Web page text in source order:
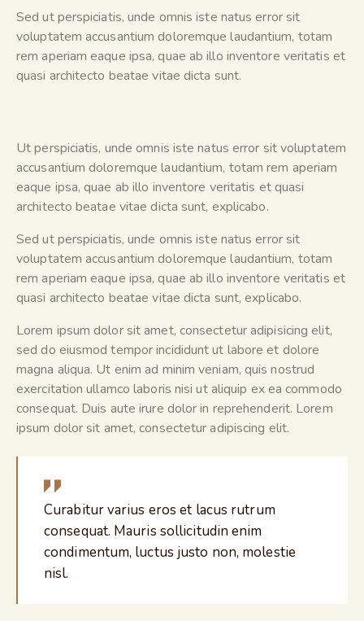
Sed ut perspiciatis, unde omnis iste natus error sit
voluptatem accusantium doloremque laudantium, totam
rem aperiam eaque ipsa, quae ab illo inventore veritatis et
quasi architecto beatae vitae dicta sunt.
Ut perspiciatis, unde omnis iste natus error sit voluptatem
accusantium doloremque laudantium, totam rem aperiam
eaque ipsa, quae ab illo inventore veritatis et quasi
architecto beatae vitae dicta sunt, explicabo.
Sed ut perspiciatis, unde omnis iste natus error sit
voluptatem accusantium doloremque laudantium, totam
rem aperiam eaque ipsa, quae ab illo inventore veritatis et
quasi architecto beatae vitae dicta sunt, explicabo.
Lorem ipsum dolor sit amet, consectetur adipisicing elit,
sed do eiusmod tempor incididunt ut labore et dolore
magna aliqua. Ut enim ad minim veniam, quis nostrud
exercitation ullamco laboris nisi ut aliquip ex ea commodo
consequat. Duis aute irure dolor in reprehenderit. Lorem
ipsum dolor sit amet, consectetur adipiscing elit.
Curabitur varius eros et lacus rutrum
consequat. Mauris sollicitudin enim
condimentum, luctus justo non, molestie
nisl.